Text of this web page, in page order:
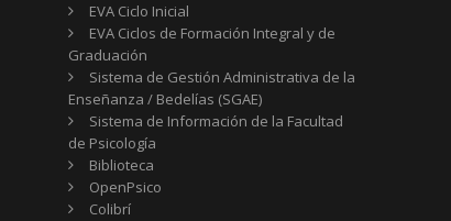
EVA Ciclo Inicial
EVA Ciclos de Formación Integral y de
Graduación
Sistema de Gestión Administrativa de la
Enseñanza / Bedelías (SGAE)
Sistema de Información de la Facultad
de Psicología
Biblioteca
OpenPsico
Colibrí